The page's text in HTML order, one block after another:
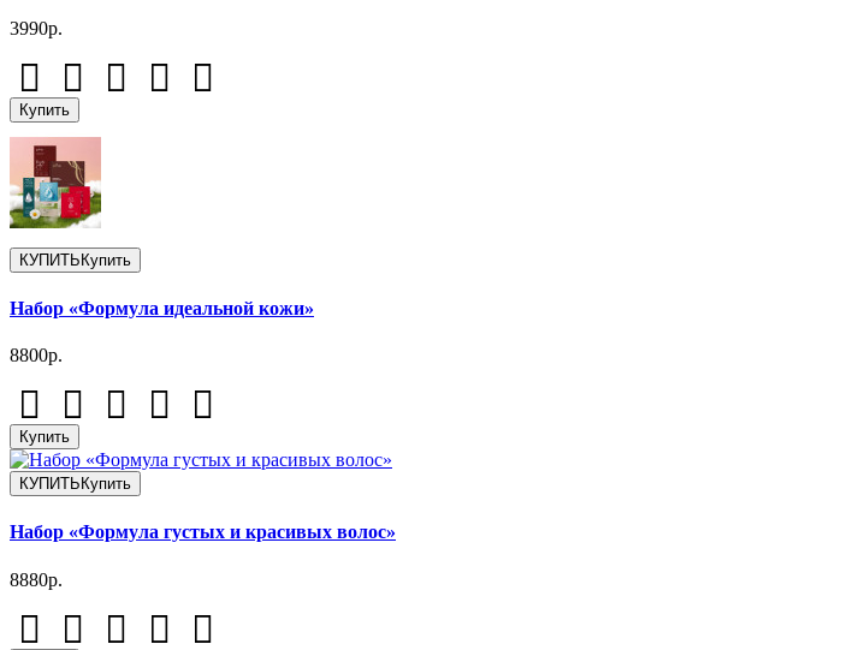
3990р.
Купить
КУПИТЬКупить
Набор «Формула идеальной кожи»
8800р.
Купить
КУПИТЬ Купить
Набор «Формула густых и красивых волос»
8880р.